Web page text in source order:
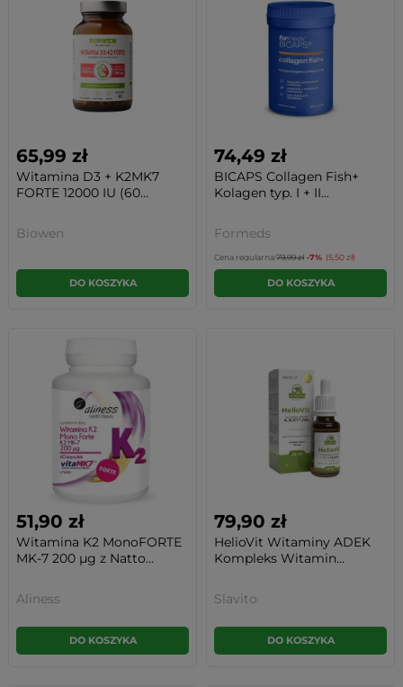
65,99 zł
Witamina D3 + K2MK7
FORTE 12000 IU (60...
Biowen
DO KOSZYKA
74,49 zł
BICAPS Collagen Fish+
Kolagen typ. I + II...
Formeds
Cena regularna:79,99 zł -7% (5,50 zł)
DO KOSZYKA
51,90 zł
Witamina K2 MonoFORTE
MK-7 200 µg z Natto...
Aliness
DO KOSZYKA
79,90 zł
HelioVit Witaminy ADEK
Kompleks Witamin...
Slavito
DO KOSZYKA